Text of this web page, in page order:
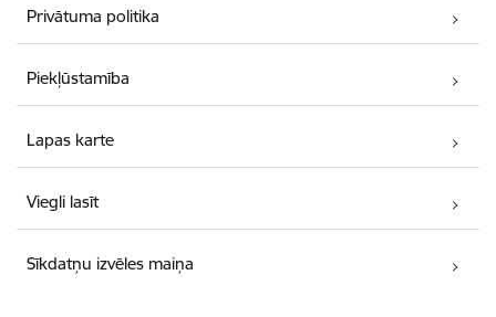
Privātuma politika
Piekļūstamība
Lapas karte
Viegli lasīt
Sīkdatņu izvēles maiņa